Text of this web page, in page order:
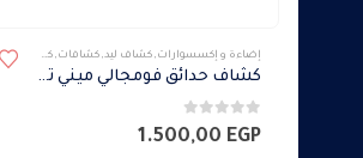
إضاءة و إكسسوارات , كشاف ليد, كشافات , كشافات خارجى
كشاف حدائق فومجالي ميني تومي
0من 5 1.500,00 EGP